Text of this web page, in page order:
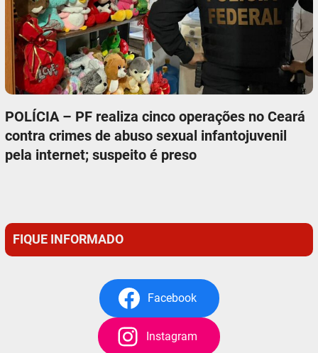
POLÍCIA – PF realiza cinco operações no Ceará
contra crimes de abuso sexual infantojuvenil
pela internet; suspeito é preso
FIQUE INFORMADO
Facebook
Instagram